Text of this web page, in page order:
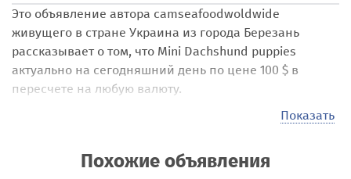
Это объявление автора camseafoodwoldwide
живущего в стране Украина из города Березань
рассказывает о том, что Mini Dachshund puppies
актуально на сегодняшний день по цене 100 $ в
пересчете на любую валюту.
Наши посетители могут размещать на сайте самые
Dachshund puppies
. Стоимость своих услуг, товаров,
предложений они выставляют самостоятельно,
Показать
Похожие объявления